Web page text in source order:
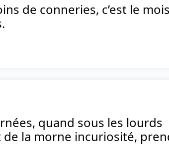
de conneries, c’est le
quand sous les lourds
la morne incuriosité,